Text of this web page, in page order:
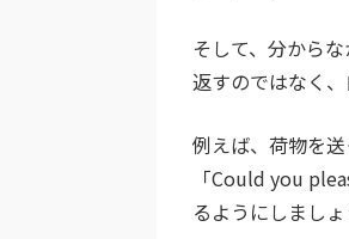
そして、分から
返すのではなく
例えば、荷物を
「Could you
るようにしましょ